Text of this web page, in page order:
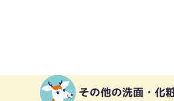
その他の洗面・化